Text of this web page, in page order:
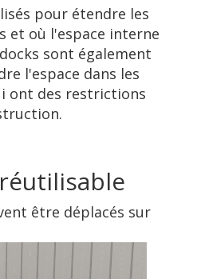
pour étendre les
et où l'espace interne
sont également
l'espace dans les
ont des restrictions
être déplacés sur